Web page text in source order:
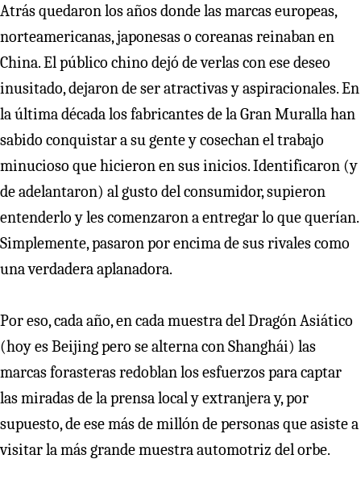
Atrás quedaron los años donde las marcas europeas,
norteamericanas, japonesas o coreanas reinaban en
China. El público chino dejó de verlas con ese deseo
inusitado, dejaron de ser atractivas y aspiracionales. En
la última década los fabricantes de la Gran Muralla han
sabido conquistar a su gente y cosechan el trabajo
minucioso que hicieron en sus inicios. Identificaron (y
de adelantaron) al gusto del consumidor, supieron
entenderlo y les comenzaron a entregar lo que querían.
Simplemente, pasaron por encima de sus rivales como
una verdadera aplanadora.
Por eso, cada año, en cada muestra del Dragón Asiático
(hoy es Beijing pero se alterna con Shanghái) las
marcas forasteras redoblan los esfuerzos para captar
las miradas de la prensa local y extranjera y, por
supuesto, de ese más de millón de personas que asiste a
visitar la más grande muestra automotriz del orbe.